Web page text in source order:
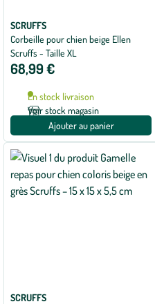
SCRUFFS
Corbeille pour chien beige Ellen
Scruffs - Taille XL
68,99 €
En stock livraison
Voir stock magasin
Ajouter au panier
SCRUFFS